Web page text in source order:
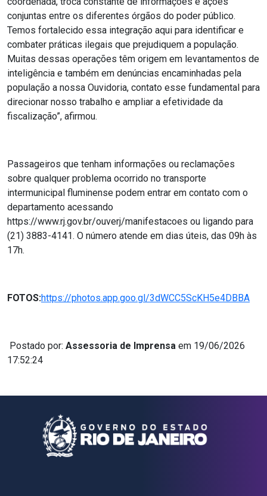
conjuntas entre os diferentes órgãos do poder público.
Temos fortalecido essa integração aqui para identificar e
combater práticas ilegais que prejudiquem a população.
Muitas dessas operações têm origem em levantamentos de
inteligência e também em denúncias encaminhadas pela
população a nossa Ouvidoria, contato esse fundamental para
direcionar nosso trabalho e ampliar a efetividade da
fiscalização”, afirmou.
Passageiros que tenham informações ou reclamações
sobre qualquer problema ocorrido no transporte
intermunicipal fluminense podem entrar em contato com o
departamento acessando
https://www.rj.gov.br/ouverj/manifestacoes ou ligando para
(21) 3883-4141. O número atende em dias úteis, das 09h às
17h.
FOTOS:https://photos.app.goo.gl/3dWCC5ScKH5e4DBBA
Postado por: Assessoria de Imprensa em 19/06/2026
17:52:24